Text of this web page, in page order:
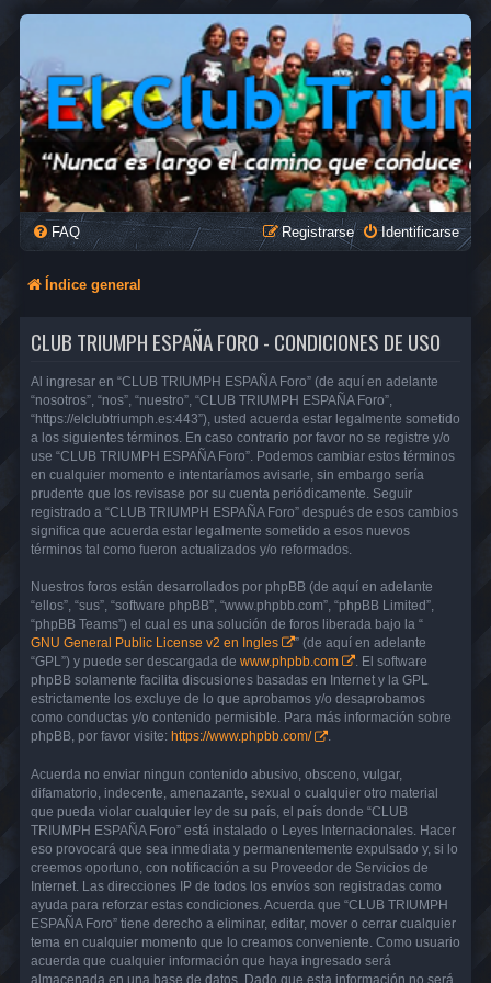
FAQ Identificarse
Registrarse
Índice general
CLUB TRIUMPH ESPAÑA FORO - CONDICIONES DE USO
Al ingresar en “CLUB TRIUMPH ESPAÑA Foro” (de aquí en adelante
“nosotros”, “nos”, “nuestro”, “CLUB TRIUMPH ESPAÑA Foro”,
“https://elclubtriumph.es:443”), usted acuerda estar legalmente sometido
a los siguientes términos. En caso contrario por favor no se registre y/o
use “CLUB TRIUMPH ESPAÑA Foro”. Podemos cambiar estos términos
en cualquier momento e intentaríamos avisarle, sin embargo sería
prudente que los revisase por su cuenta periódicamente. Seguir
registrado a “CLUB TRIUMPH ESPAÑA Foro” después de esos cambios
significa que acuerda estar legalmente sometido a esos nuevos
términos tal como fueron actualizados y/o reformados.
Nuestros foros están desarrollados por phpBB (de aquí en adelante
“ellos”, “sus”, “software phpBB”, “www.phpbb.com”, “phpBB Limited”,
“phpBB Teams”) el cual es una solución de foros liberada bajo la “
GNU General Public License v2 en Ingles
” (de aquí en adelante
“GPL”) y puede ser descargada de www.phpbb.com
. El software
phpBB solamente facilita discusiones basadas en Internet y la GPL
estrictamente los excluye de lo que aprobamos y/o desaprobamos
como conductas y/o contenido permisible. Para más información sobre
phpBB, por favor visite: https://www.phpbb.com/ .
Acuerda no enviar ningun contenido abusivo, obsceno, vulgar,
difamatorio, indecente, amenazante, sexual o cualquier otro material
que pueda violar cualquier ley de su país, el país donde “CLUB
TRIUMPH ESPAÑA Foro” está instalado o Leyes Internacionales. Hacer
eso provocará que sea inmediata y permanentemente expulsado y, si lo
creemos oportuno, con notificación a su Proveedor de Servicios de
Internet. Las direcciones IP de todos los envíos son registradas como
ayuda para reforzar estas condiciones. Acuerda que “CLUB TRIUMPH
ESPAÑA Foro” tiene derecho a eliminar, editar, mover o cerrar cualquier
tema en cualquier momento que lo creamos conveniente. Como usuario
acuerda que cualquier información que haya ingresado será
almacenada en una base de datos. Dado que esta información no será